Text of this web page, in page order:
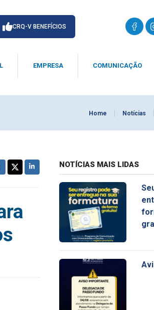
CRQ-V BENEFÍCIOS
EMPRESA COMUNICAÇÃO
Home Notícias
NOTÍCIAS MAIS LIDAS